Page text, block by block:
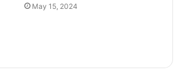
May 15, 2024